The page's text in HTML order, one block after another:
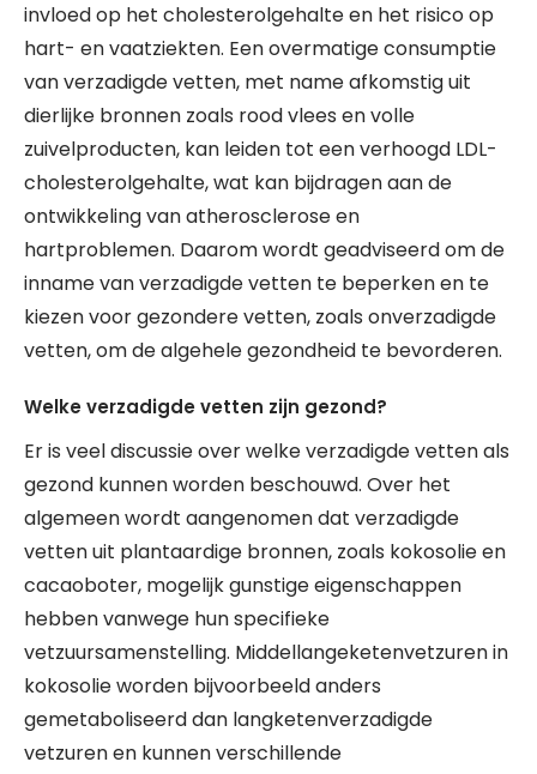
invloed op het cholesterolgehalte en het risico op
hart- en vaatziekten. Een overmatige consumptie
van verzadigde vetten, met name afkomstig uit
dierlijke bronnen zoals rood vlees en volle
zuivelproducten, kan leiden tot een verhoogd LDL-
cholesterolgehalte, wat kan bijdragen aan de
ontwikkeling van atherosclerose en
hartproblemen. Daarom wordt geadviseerd om de
inname van verzadigde vetten te beperken en te
kiezen voor gezondere vetten, zoals onverzadigde
vetten, om de algehele gezondheid te bevorderen.
Welke verzadigde vetten zijn gezond?
Er is veel discussie over welke verzadigde vetten als
gezond kunnen worden beschouwd. Over het
algemeen wordt aangenomen dat verzadigde
vetten uit plantaardige bronnen, zoals kokosolie en
cacaoboter, mogelijk gunstige eigenschappen
hebben vanwege hun specifieke
vetzuursamenstelling. Middellangeketenvetzuren in
kokosolie worden bijvoorbeeld anders
gemetaboliseerd dan langketenverzadigde
vetzuren en kunnen verschillende